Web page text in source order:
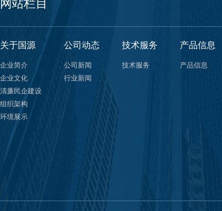
网站栏目
关于国源
企业简介
企业文化
清廉民企建设
组织架构
环境展示
公司动态
公司新闻
行业新闻
技术服务
技术服务
产品信息
产品信息